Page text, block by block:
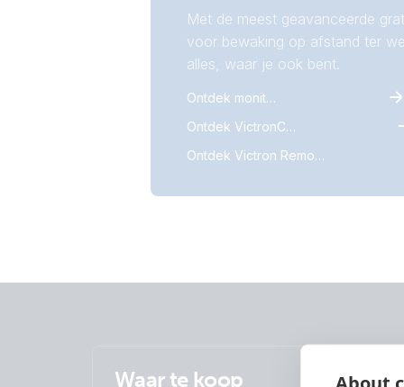
Met de meest geavanceerde
voor bewaking op afstand ter
alles, waar je ook bent.
Ontdek monitoring
Ontdek VictronConnect
Ontdek Victron Remote Monitoring
Waar te koop